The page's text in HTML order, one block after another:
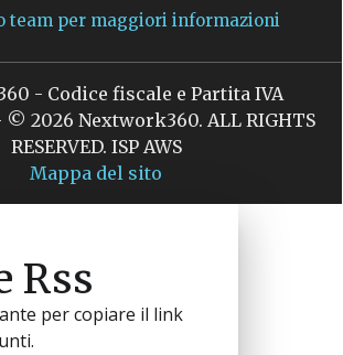
team per maggiori informazioni
- Codice fiscale e Partita IVA
© 2026 Nextwork360. ALL RIGHTS
RESERVED. ISP AWS
Mappa del sito
Rss
per copiare il link